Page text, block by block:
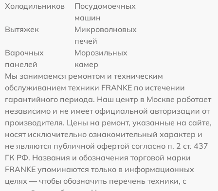
Холодильников
Посудомоечных
машин
Вытяжек
Микроволновых
печей
Варочных
панелей
Морозильных
камер
Мы занимаемся ремонтом и техническим
обслуживанием техники FRANKE по истечении
гарантийного периода. Наш центр в Москве работает
независимо и не имеет официальной авторизации от
производителя. Цены на ремонт, указанные на сайте,
носят исключительно ознакомительный характер и
не являются публичной офертой согласно п. 2 ст. 437
ГК РФ. Названия и обозначения торговой марки
FRANKE упоминаются только в информационных
целях — чтобы обозначить перечень техники, с